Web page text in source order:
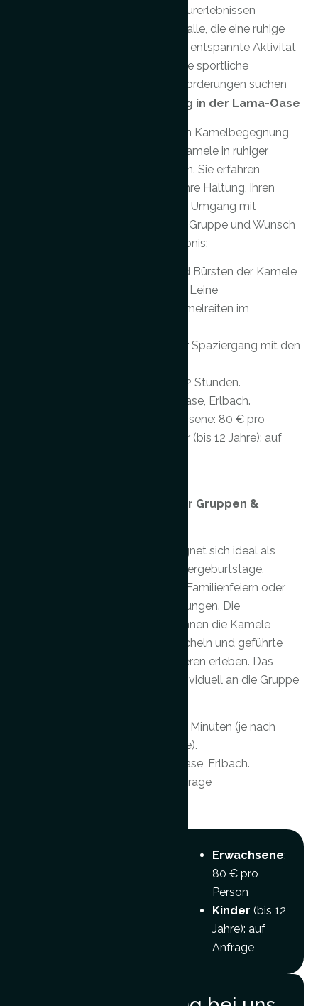
Naturerlebnissen
Für alle, die eine ruhige
und entspannte Aktivität
ohne sportliche
Anforderungen suchen
Kamelbegegnung in der Lama-Oase
Bei dieser geführten Kamelbegegnung
lernen Sie unsere Kamele in ruhiger
Atmosphäre kennen. Sie erfahren
Spannendes über ihre Haltung, ihren
Charakter und ihren Umgang mit
Menschen. Je nach Gruppe und Wunsch
beinhaltet das Erlebnis:
Streicheln und Bürsten der Kamele
Führen an der Leine
Geführtes Kamelreiten im
Gemeinsamer Spaziergang mit den
: ca. 1–2 Stunden.
Lama-Oase, Erlbach.
: Erwachsene: 80 € pro
Person, Kinder (bis 12 Jahre): auf
Kamelerlebnis für Gruppen &
Dieses Angebot eignet sich ideal als
Ergänzung für Kindergeburtstage,
Ferienprogramme, Familienfeiern oder
Gruppenveranstaltungen. Die
Teilnehmenden können die Kamele
kennenlernen, streicheln und geführte
Runden mit den Tieren erleben. Das
Programm wird individuell an die Gruppe
: ca. 30 Minuten (je nach
Gruppengröße).
: Lama-Oase, Erlbach.
: auf Anfrage
Erwachsene:
80 € pro
Person
Kinder (bis 12
Jahre): auf
Anfrage